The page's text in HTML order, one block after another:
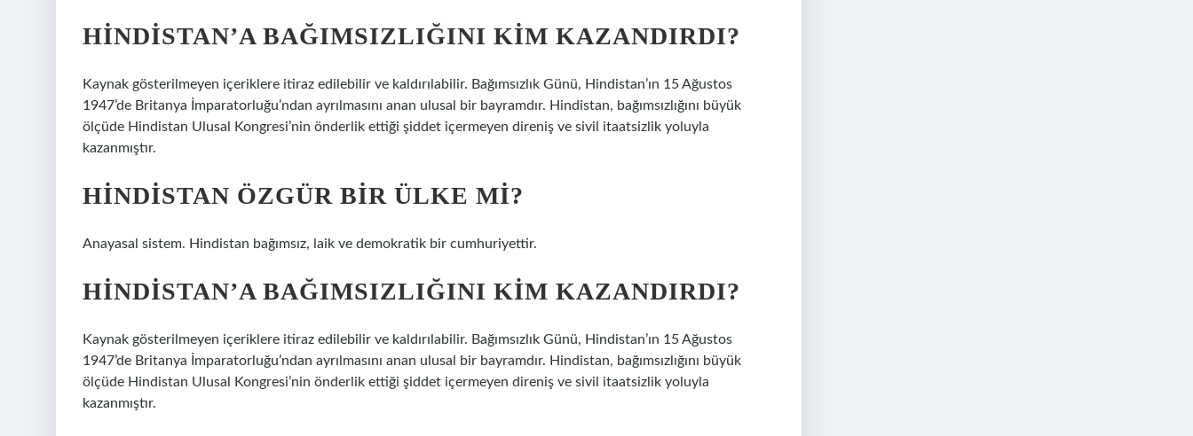
HINDISTAN’A BAĞIMSIZLIĞINI KIM KAZANDIRDI?
Kaynak gösterilmeyen içeriklere itiraz edilebilir ve kaldırılabilir. Bağımsızlık Günü, Hindistan’ın 15 Ağustos
1947’de Britanya İmparatorluğu’ndan ayrılmasını anan ulusal bir bayramdır. Hindistan, bağımsızlığını büyük
ölçüde Hindistan Ulusal Kongresi’nin önderlik ettiği şiddet içermeyen direniş ve sivil itaatsizlik yoluyla
kazanmıştır.
HINDISTAN ÖZGÜR BIR ÜLKE MI?
Anayasal sistem. Hindistan bağımsız, laik ve demokratik bir cumhuriyettir.
HINDISTAN’A BAĞIMSIZLIĞINI KIM KAZANDIRDI?
Kaynak gösterilmeyen içeriklere itiraz edilebilir ve kaldırılabilir. Bağımsızlık Günü, Hindistan’ın 15 Ağustos
1947’de Britanya İmparatorluğu’ndan ayrılmasını anan ulusal bir bayramdır. Hindistan, bağımsızlığını büyük
ölçüde Hindistan Ulusal Kongresi’nin önderlik ettiği şiddet içermeyen direniş ve sivil itaatsizlik yoluyla
kazanmıştır.